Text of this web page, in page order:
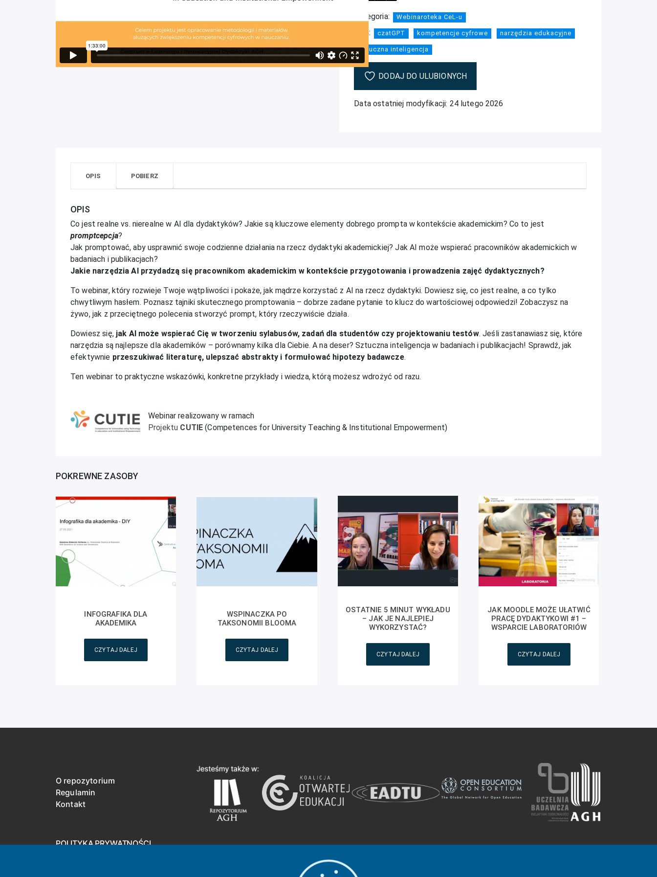
Kategoria: Webinaroteka CeL-u
Tagi: czatGPT kompetencje cyfrowe narzędzia edukacyjne
sztuczna inteligencja
DODAJ DO ULUBIONYCH
Data ostatniej modyfikacji: 24 lutego 2026
OPIS POBIERZ
OPIS
Co jest realne vs. nierealne w AI dla dydaktyków? Jakie są kluczowe elementy dobrego prompta w kontekście akademickim? Co to jest
promptcepcja?
Jak promptować, aby usprawnić swoje codzienne działania na rzecz dydaktyki akademickiej? Jak AI może wspierać pracowników akademickich w
badaniach i publikacjach?
Jakie narzędzia AI przydadzą się pracownikom akademickim w kontekście przygotowania i prowadzenia zajęć dydaktycznych?
To webinar, który rozwieje Twoje wątpliwości i pokaże, jak mądrze korzystać z AI na rzecz dydaktyki. Dowiesz się, co jest realne, a co tylko
chwytliwym hasłem. Poznasz tajniki skutecznego promptowania – dobrze zadane pytanie to klucz do wartościowej odpowiedzi! Zobaczysz na
żywo, jak z przeciętnego polecenia stworzyć prompt, który rzeczywiście działa.
Dowiesz się, jak AI może wspierać Cię w tworzeniu sylabusów, zadań dla studentów czy projektowaniu testów. Jeśli zastanawiasz się, które
narzędzia są najlepsze dla akademików – porównamy kilka dla Ciebie. A na deser? Sztuczna inteligencja w badaniach i publikacjach! Sprawdź, jak
efektywnie przeszukiwać literaturę, ulepszać abstrakty i formułować hipotezy badawcze.
Ten webinar to praktyczne wskazówki, konkretne przykłady i wiedza, którą możesz wdrożyć od razu.
Webinar realizowany w ramach
Projektu CUTIE (Competences for University Teaching & Institutional Empowerment)
POKREWNE ZASOBY
INFOGRAFIKA DLA
AKADEMIKA
CZYTAJ DALEJ
WSPINACZKA PO
TAKSONOMII BLOOMA
CZYTAJ DALEJ
OSTATNIE 5 MINUT WYKŁADU
– JAK JE NAJLEPIEJ
WYKORZYSTAĆ?
CZYTAJ DALEJ
JAK MOODLE MOŻE UŁATWIĆ
PRACĘ DYDAKTYKOWI #1 –
WSPARCIE LABORATORIÓW
CZYTAJ DALEJ
O repozytorium
Regulamin
Kontakt
POLITYKA PRYWATNOŚCI